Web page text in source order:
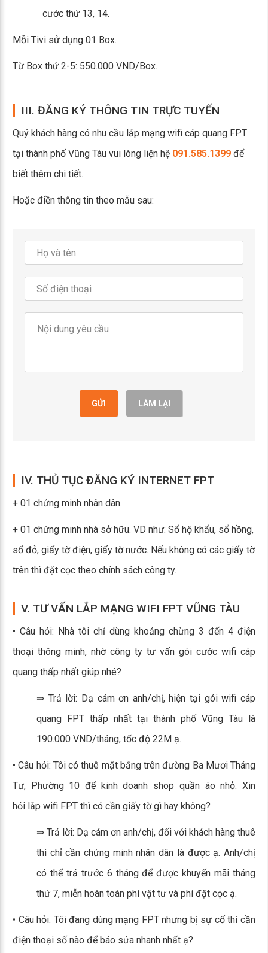
cước thứ 13, 14.
Mỗi Tivi sử dụng 01 Box.
Từ Box thứ 2-5: 550.000 VND/Box.
III. ĐĂNG KÝ THÔNG TIN TRỰC TUYẾN
Quý khách hàng có nhu cầu lắp mạng wifi cáp quang FPT
tại thành phố Vũng Tàu vui lòng liện hệ 091.585.1399 để
biết thêm chi tiết.
Hoặc điền thông tin theo mẫu sau:
GỬI LÀM LẠI
IV. THỦ TỤC ĐĂNG KÝ INTERNET FPT
+ 01 chứng minh nhân dân.
+ 01 chứng minh nhà sở hữu. VD như: Sổ hộ khẩu, sổ hồng,
sổ đỏ, giấy tờ điện, giấy tờ nước. Nếu không có các giấy tờ
trên thì đặt cọc theo chính sách công ty.
V. TƯ VẤN LẮP MẠNG WIFI FPT VŨNG TÀU
• Câu hỏi: Nhà tôi chỉ dùng khoảng chừng 3 đến 4 điện
thoại thông minh, nhờ công ty tư vấn gói cước wifi cáp
quang thấp nhất giúp nhé?
⇒ Trả lời: Dạ cám ơn anh/chị, hiện tại gói wifi cáp
quang FPT thấp nhất tại thành phố Vũng Tàu là
190.000 VND/tháng, tốc độ 22M ạ.
• Câu hỏi: Tôi có thuê mặt bằng trên đường Ba Mươi Tháng
Tư, Phường 10 để kinh doanh shop quần áo nhỏ. Xin
hỏi lắp wifi FPT thì có cần giấy tờ gì hay không?
⇒ Trả lời: Dạ cám ơn anh/chị, đối với khách hàng thuê
thì chỉ cần chứng minh nhân dân là được ạ. Anh/chị
có thể trả trước 6 tháng để được khuyến mãi tháng
thứ 7, miễn hoàn toàn phí vật tư và phí đặt cọc ạ.
• Câu hỏi: Tôi đang dùng mạng FPT nhưng bị sự cố thì cần
điện thoại số nào để báo sửa nhanh nhất ạ?